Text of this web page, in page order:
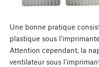
Une bonne pratique
plastique sous
Attention cependant, la
ventilateur sous